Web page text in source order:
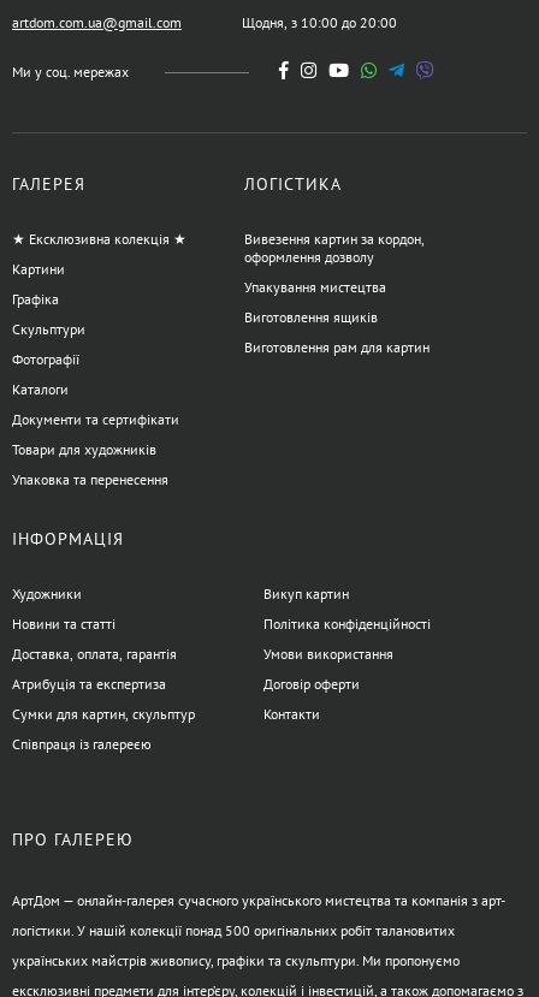
artdom.com.ua@gmail.com Щодня, з 10:00 до 20:00
Ми у соц. мережах
ГАЛЕРЕЯ
★ Ексклюзивна колекція ★
Картини
Графіка
Скульптури
Фотографії
Каталоги
Документи та сертифікати
Товари для художників
Упаковка та перенесення
ЛОГІСТИКА
Вивезення картин за кордон,
оформлення дозволу
Упакування мистецтва
Виготовлення ящиків
Виготовлення рам для картин
ІНФОРМАЦІЯ
Художники
Новини та статті
Доставка, оплата, гарантія
Атрибуція та експертиза
Сумки для картин, скульптур
Співпраця із галереєю
Викуп картин
Політика конфіденційності
Умови використання
Договір оферти
Контакти
ПРО ГАЛЕРЕЮ
АртДом — онлайн-галерея сучасного українського мистецтва та компанія з арт-
логістики. У нашій колекції понад 500 оригінальних робіт талановитих
українських майстрів живопису, графіки та скульптури. Ми пропонуємо
ексклюзивні предмети для інтер’єру, колекцій і інвестицій, а також допомагаємо з